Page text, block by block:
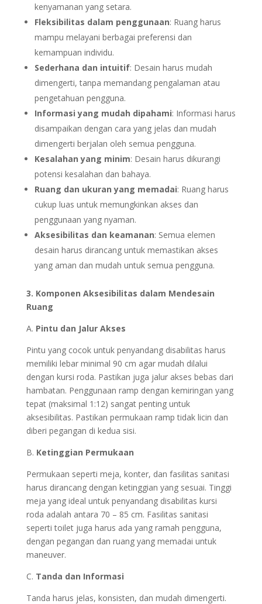
kenyamanan yang setara.
Fleksibilitas dalam penggunaan: Ruang harus
mampu melayani berbagai preferensi dan
kemampuan individu.
Sederhana dan intuitif: Desain harus mudah
dimengerti, tanpa memandang pengalaman atau
pengetahuan pengguna.
Informasi yang mudah dipahami: Informasi harus
disampaikan dengan cara yang jelas dan mudah
dimengerti berjalan oleh semua pengguna.
Kesalahan yang minim: Desain harus dikurangi
potensi kesalahan dan bahaya.
Ruang dan ukuran yang memadai: Ruang harus
cukup luas untuk memungkinkan akses dan
penggunaan yang nyaman.
Aksesibilitas dan keamanan: Semua elemen
desain harus dirancang untuk memastikan akses
yang aman dan mudah untuk semua pengguna.
3. Komponen Aksesibilitas dalam Mendesain
Ruang
A. Pintu dan Jalur Akses
Pintu yang cocok untuk penyandang disabilitas harus
memiliki lebar minimal 90 cm agar mudah dilalui
dengan kursi roda. Pastikan juga jalur akses bebas dari
hambatan. Penggunaan ramp dengan kemiringan yang
tepat (maksimal 1:12) sangat penting untuk
aksesibilitas. Pastikan permukaan ramp tidak licin dan
diberi pegangan di kedua sisi.
B. Ketinggian Permukaan
Permukaan seperti meja, konter, dan fasilitas sanitasi
harus dirancang dengan ketinggian yang sesuai. Tinggi
meja yang ideal untuk penyandang disabilitas kursi
roda adalah antara 70 – 85 cm. Fasilitas sanitasi
seperti toilet juga harus ada yang ramah pengguna,
dengan pegangan dan ruang yang memadai untuk
maneuver.
C. Tanda dan Informasi
Tanda harus jelas, konsisten, dan mudah dimengerti.